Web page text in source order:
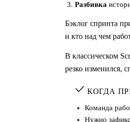
Разбивка
Бэклог спринта
и кто над чем
В классическом
резко изменился,
КОГДА
Команда
Нужно